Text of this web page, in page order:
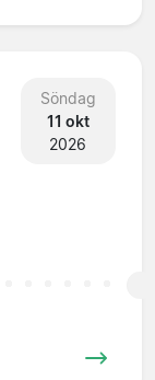
Söndag
11 okt
2026